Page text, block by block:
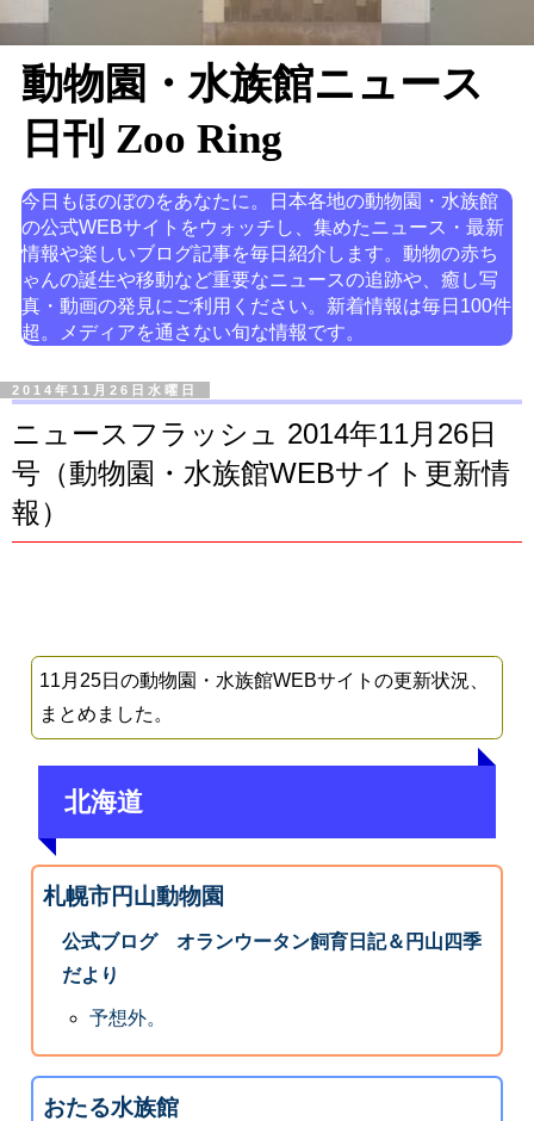
動物園・水族館ニュース
日刊 Zoo Ring
今日もほのぼのをあなたに。日本各地の動物園・水族館
の公式WEBサイトをウォッチし、集めたニュース・最新
情報や楽しいブログ記事を毎日紹介します。動物の赤ち
ゃんの誕生や移動など重要なニュースの追跡や、癒し写
真・動画の発見にご利用ください。新着情報は毎日100件
超。メディアを通さない旬な情報です。
2014年11月26日水曜日
ニュースフラッシュ 2014年11月26日
号（動物園・水族館WEBサイト更新情
報）
11月25日の動物園・水族館WEBサイトの更新状況、
まとめました。
北海道
札幌市円山動物園
公式ブログ オランウータン飼育日記＆円山四季
だより
予想外。
おたる水族館